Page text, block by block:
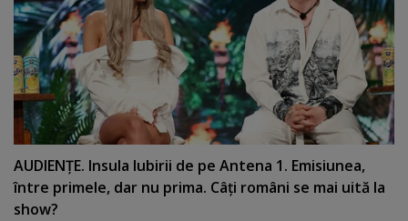
AUDIENŢE. Insula Iubirii de pe Antena 1. Emisiunea,
între primele, dar nu prima. Câţi români se mai uită la
show?